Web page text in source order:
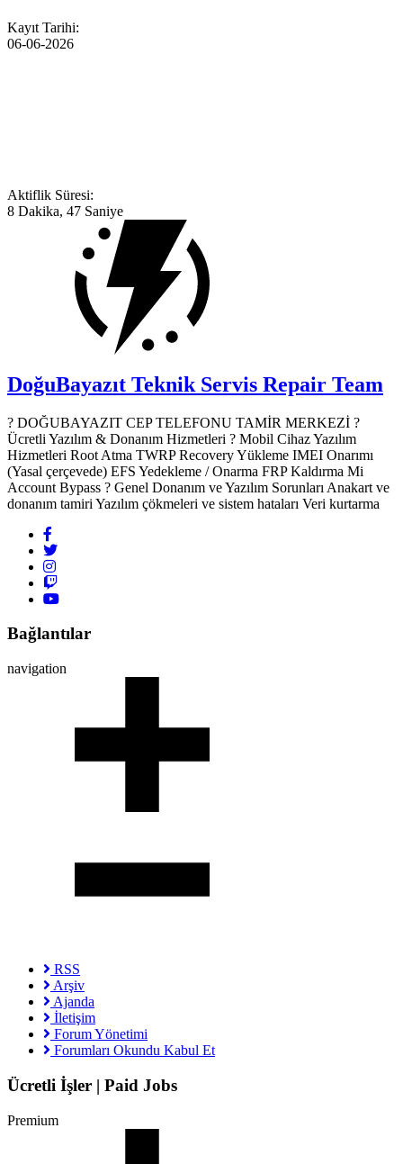
Kayıt Tarihi:
06-06-2026
Aktiflik Süresi:
8 Dakika, 47 Saniye
DoğuBayazıt Teknik Servis Repair Team
? DOĞUBAYAZIT CEP TELEFONU TAMİR MERKEZİ ?️
Ücretli Yazılım & Donanım Hizmetleri ? Mobil Cihaz Yazılım
Hizmetleri Root Atma TWRP Recovery Yükleme IMEI Onarımı
(Yasal çerçevede) EFS Yedekleme / Onarma FRP Kaldırma Mi
Account Bypass ? Genel Donanım ve Yazılım Sorunları Anakart ve
donanım tamiri Yazılım çökmeleri ve sistem hataları Veri kurtarma
Bağlantılar
navigation
RSS
Arşiv
Ajanda
İletişim
Forum Yönetimi
Forumları Okundu Kabul Et
Ücretli İşler | Paid Jobs
Premium